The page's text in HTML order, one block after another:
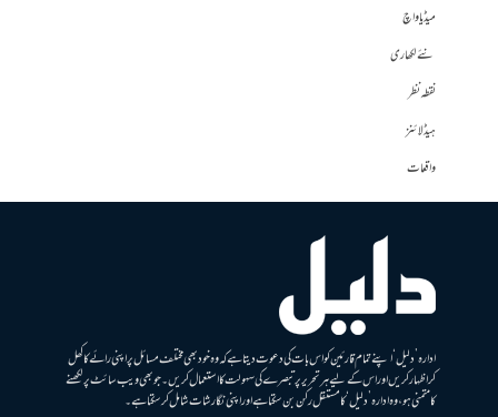
میڈیا واچ
نئے لکھاری
نقطہ نظر
ہیڈلائنز
واقعات
ادارہ ’دلیل‘ اپنے تمام قارئین کو اس بات کی دعوت دیتا ہے کہ وہ خود بھی مختلف مسائل پر اپنی رائے کا کھل
کر اظہار کریں اور اس کے لیے ہر تحریر پر تبصرے کی سہولت کا استعمال کریں۔ جو بھی ویب سائٹ پر لکھنے
کا متمنی ہو، وہ ادارہ ’دلیل‘ کا مستقل رکن بن سکتا ہے اور اپنی نگارشات شامل کرسکتا ہے۔